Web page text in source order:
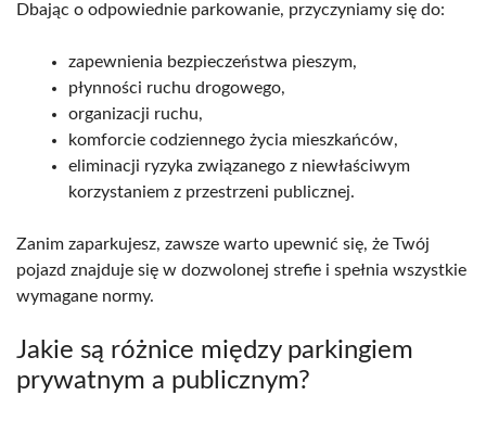
Dbając o odpowiednie parkowanie, przyczyniamy się do:
zapewnienia bezpieczeństwa pieszym,
płynności ruchu drogowego,
organizacji ruchu,
komforcie codziennego życia mieszkańców,
eliminacji ryzyka związanego z niewłaściwym
korzystaniem z przestrzeni publicznej.
Zanim zaparkujesz, zawsze warto upewnić się, że Twój
pojazd znajduje się w dozwolonej strefie i spełnia wszystkie
wymagane normy.
Jakie są różnice między parkingiem
prywatnym a publicznym?